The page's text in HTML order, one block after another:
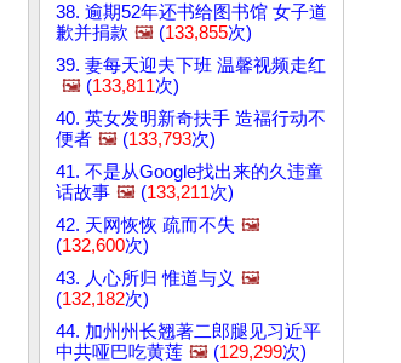
38. 逾期52年还书给图书馆 女子道
歉并捐款 🖼️ (133,855次)
39. 妻每天迎夫下班 温馨视频走红
🖼️ (133,811次)
40. 英女发明新奇扶手 造福行动不
便者 🖼️ (133,793次)
41. 不是从Google找出来的久违童
话故事 🖼️ (133,211次)
42. 天网恢恢 疏而不失 🖼️
(132,600次)
43. 人心所归 惟道与义 🖼️
(132,182次)
44. 加州州长翘著二郎腿见习近平
中共哑巴吃黄莲 🖼️ (129,299次)